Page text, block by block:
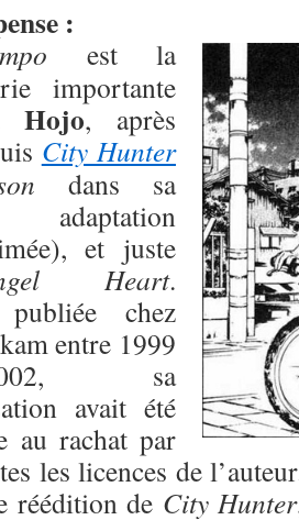
:
est la
importante
Hojo, après
City Hunter
dans sa
et juste
Heart.
chez
entre 1999
sa
avait été
au rachat par
les licences de
réédition de City Hunter